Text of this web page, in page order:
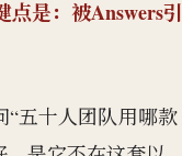
点是：被Answers引
“五十人团队用哪款